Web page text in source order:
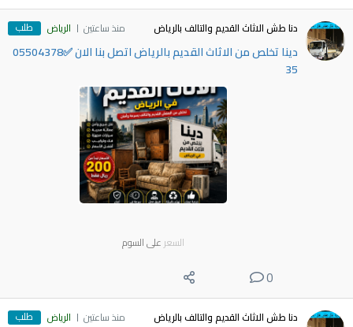
دنا طش الاثاث القديم والتالف بالرياض منذ ساعتين الرياض طلب
دينا تخلص من الاثاث القديم بالرياض اتصل بنا الان ✅05504378
35
السعر على السوم
0
دنا طش الاثاث القديم والتالف بالرياض منذ ساعتين الرياض طلب